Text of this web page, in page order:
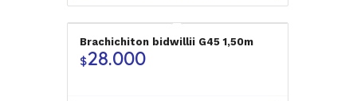
Brachichiton bidwillii G45 1,50m
$28.000